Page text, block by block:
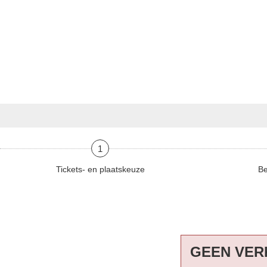
1
Tickets- en plaatskeuze
GEEN